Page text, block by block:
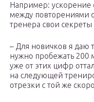
Например: ускорение
между повторениями
тренера свои секреты
– Для новичков я даю
нужно пробежать 200
уже от этих цифр
на следующей
отрезки с той же